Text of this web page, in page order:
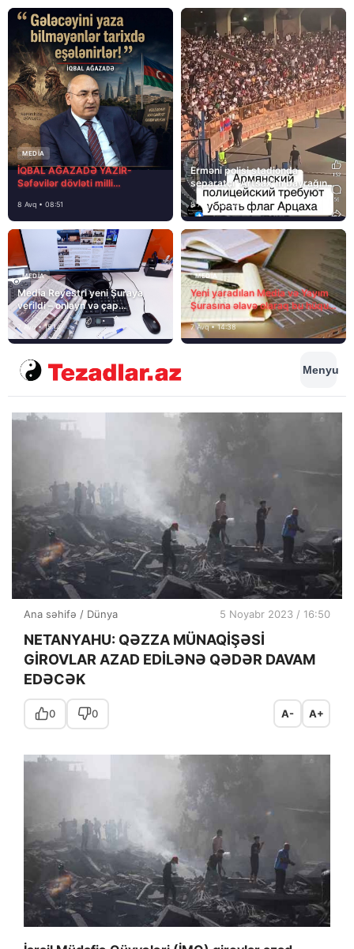
MEDİA
İQBAL AĞAZADƏ YAZIR-
Səfəvilər dövləti milli
8 Avq • 08:51
Erməni polisi stadionda
separatçı “Artsax”ın bayrağını
müsadirə etdi və…
8 Avq • 08:39
MEDİA
Media Reyestri yeni Şuraya
verildi – onlayn və çap
mediasını nə gözləyir?
7 Avq • 15:14
MEDİA
Yeni yaradılan Media və Yayım
Şurasına əlavə olaraq bu hüquq
və vəzifələr də verilib
7 Avq • 14:38
Menyu
Ana səhifə / Dünya 5 Noyabr 2023 / 16:50
NETANYAHU: QƏZZA MÜNAQİŞƏSİ
GİROVLAR AZAD EDİLƏNƏ QƏDƏR DAVAM
EDƏCƏK
0 0 A- A+